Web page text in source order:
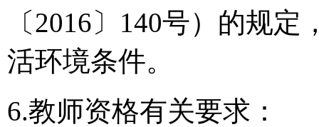
〔2016〕140号）的规
活环境条件。
6.教师资格有关要求：